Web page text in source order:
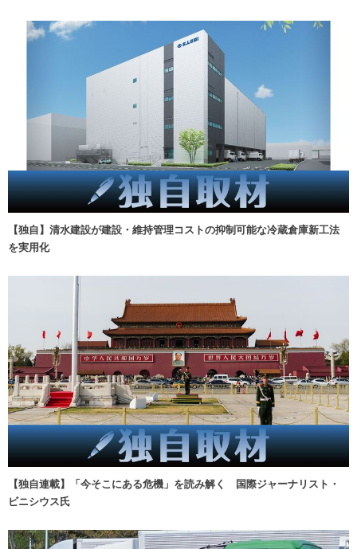
【独自】清水建設が建設・維持管理コストの抑制可能な冷蔵倉庫新工法
を実用化
【独自連載】「今そこにある危機」を読み解く 国際ジャーナリスト・
ビニシウス氏